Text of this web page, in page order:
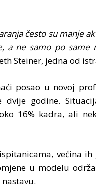
često su manje
a ne samo po same
Steiner, jedna od
posao u novoj
dvije godine.
16% kadra, ali
većina
u modelu